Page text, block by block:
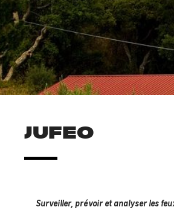
JUFEO
Surveiller, prévoir et analyser les